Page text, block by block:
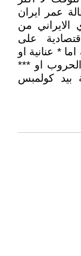
عمر ايران
الايراني من
على
* عنانية او
الحروب او ***
بيد كولمبس